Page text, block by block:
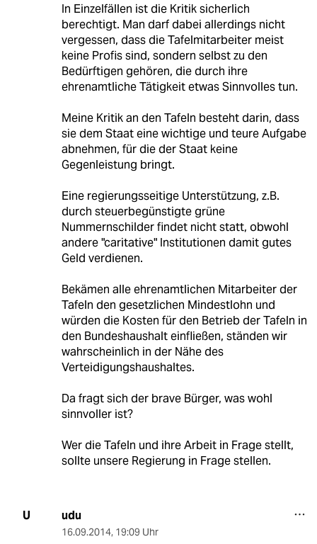
In Einzelfällen ist die Kritik sicherlich
berechtigt. Man darf dabei allerdings nicht
vergessen, dass die Tafelmitarbeiter meist
keine Profis sind, sondern selbst zu den
Bedürftigen gehören, die durch ihre
ehrenamtliche Tätigkeit etwas Sinnvolles tun.
Meine Kritik an den Tafeln besteht darin, dass
sie dem Staat eine wichtige und teure Aufgabe
abnehmen, für die der Staat keine
Gegenleistung bringt.
Eine regierungsseitige Unterstützung, z.B.
durch steuerbegünstigte grüne
Nummernschilder findet nicht statt, obwohl
andere "caritative" Institutionen damit gutes
Geld verdienen.
Bekämen alle ehrenamtlichen Mitarbeiter der
Tafeln den gesetzlichen Mindestlohn und
würden die Kosten für den Betrieb der Tafeln in
den Bundeshaushalt einfließen, ständen wir
wahrscheinlich in der Nähe des
Verteidigungshaushaltes.
Da fragt sich der brave Bürger, was wohl
sinnvoller ist?
Wer die Tafeln und ihre Arbeit in Frage stellt,
sollte unsere Regierung in Frage stellen.
U udu
16.09.2014, 19:09 Uhr